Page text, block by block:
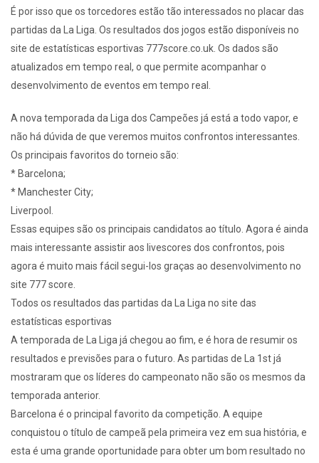
É por isso que os torcedores estão tão interessados no placar das
partidas da La Liga. Os resultados dos jogos estão disponíveis no
site de estatísticas esportivas 777score.co.uk. Os dados são
atualizados em tempo real, o que permite acompanhar o
desenvolvimento de eventos em tempo real.
A nova temporada da Liga dos Campeões já está a todo vapor, e
não há dúvida de que veremos muitos confrontos interessantes.
Os principais favoritos do torneio são:
* Barcelona;
* Manchester City;
Liverpool.
Essas equipes são os principais candidatos ao título. Agora é ainda
mais interessante assistir aos livescores dos confrontos, pois
agora é muito mais fácil segui-los graças ao desenvolvimento no
site 777 score.
Todos os resultados das partidas da La Liga no site das
estatísticas esportivas
A temporada de La Liga já chegou ao fim, e é hora de resumir os
resultados e previsões para o futuro. As partidas de La 1st já
mostraram que os líderes do campeonato não são os mesmos da
temporada anterior.
Barcelona é o principal favorito da competição. A equipe
conquistou o título de campeã pela primeira vez em sua história, e
esta é uma grande oportunidade para obter um bom resultado no